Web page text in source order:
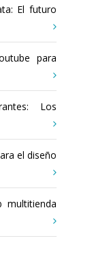
El futuro
para
Los
el diseño
multitienda